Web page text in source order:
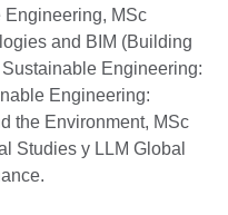
Engineering, MSc
and BIM (Building
Engineering:
Engineering:
the Environment, MSc
Studies y LLM Global